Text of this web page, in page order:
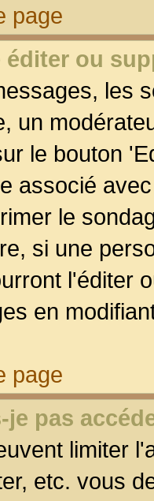
page
ou
les
un
le bouton
associé
le
si une
l'éditer
en
page
pas
limiter
etc. vous